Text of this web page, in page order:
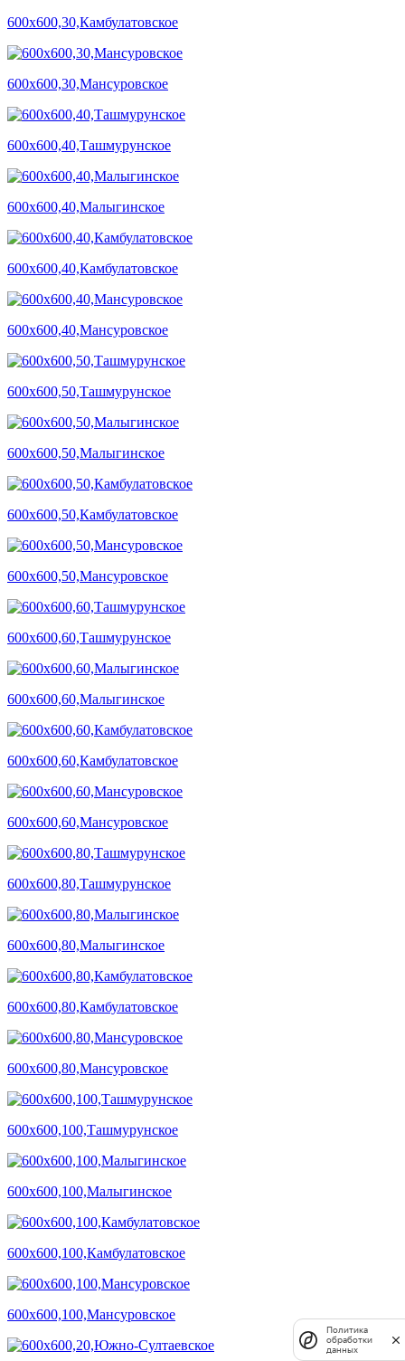
600х600,30,Камбулатовское
600х600,30,Мансуровское
600х600,40,Ташмурунское
600х600,40,Малыгинское
600х600,40,Камбулатовское
600х600,40,Мансуровское
600х600,50,Ташмурунское
600х600,50,Малыгинское
600х600,50,Камбулатовское
600х600,50,Мансуровское
600х600,60,Ташмурунское
600х600,60,Малыгинское
600х600,60,Камбулатовское
600х600,60,Мансуровское
600х600,80,Ташмурунское
600х600,80,Малыгинское
600х600,80,Камбулатовское
600х600,80,Мансуровское
600х600,100,Ташмурунское
600х600,100,Малыгинское
600х600,100,Камбулатовское
600х600,100,Мансуровское
Политика
обработки
данных